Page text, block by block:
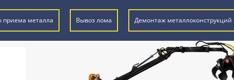
приема металла Вывоз лома Демонтаж металлоконструкций